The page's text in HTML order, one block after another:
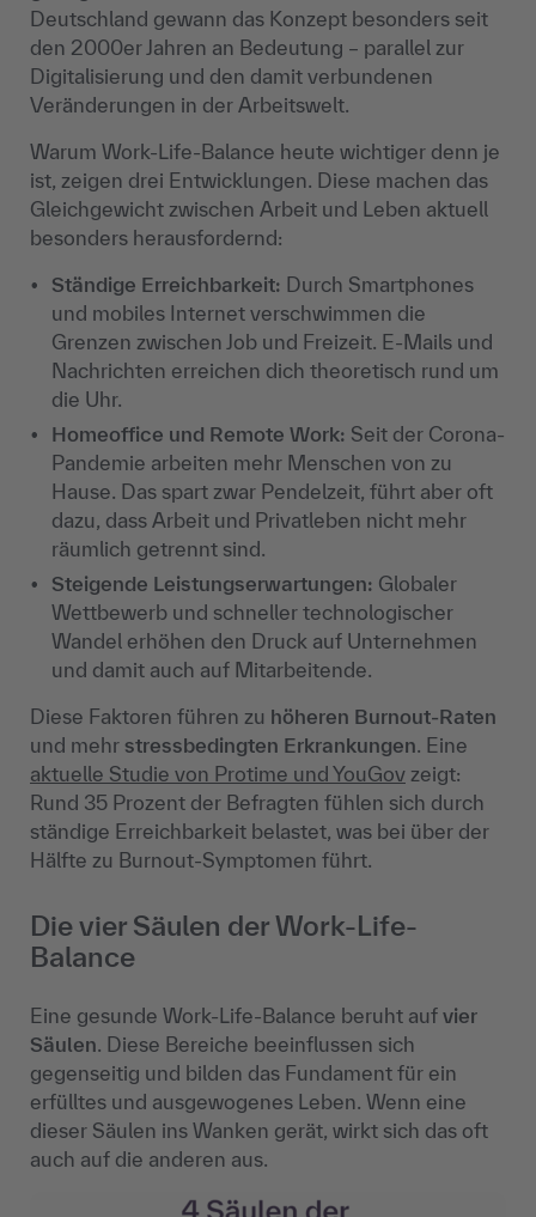
Deutschland gewann das Konzept besonders seit
den 2000er Jahren an Bedeutung – parallel zur
Digitalisierung und den damit verbundenen
Veränderungen in der Arbeitswelt.
Warum Work-Life-Balance heute wichtiger denn je
ist, zeigen drei Entwicklungen. Diese machen das
Gleichgewicht zwischen Arbeit und Leben aktuell
besonders herausfordernd:
Ständige Erreichbarkeit: Durch Smartphones
und mobiles Internet verschwimmen die
Grenzen zwischen Job und Freizeit. E-Mails und
Nachrichten erreichen dich theoretisch rund um
die Uhr.
Homeoffice und Remote Work: Seit der Corona-
Pandemie arbeiten mehr Menschen von zu
Hause. Das spart zwar Pendelzeit, führt aber oft
dazu, dass Arbeit und Privatleben nicht mehr
räumlich getrennt sind.
Steigende Leistungserwartungen: Globaler
Wettbewerb und schneller technologischer
Wandel erhöhen den Druck auf Unternehmen
und damit auch auf Mitarbeitende.
Diese Faktoren führen zu höheren Burnout-Raten
und mehr stressbedingten Erkrankungen. Eine
aktuelle Studie von Protime und YouGov zeigt:
Rund 35 Prozent der Befragten fühlen sich durch
ständige Erreichbarkeit belastet, was bei über der
Hälfte zu Burnout-Symptomen führt.
Die vier Säulen der Work-Life-
Balance
Eine gesunde Work-Life-Balance beruht auf vier
Säulen. Diese Bereiche beeinflussen sich
gegenseitig und bilden das Fundament für ein
erfülltes und ausgewogenes Leben. Wenn eine
dieser Säulen ins Wanken gerät, wirkt sich das oft
auch auf die anderen aus.